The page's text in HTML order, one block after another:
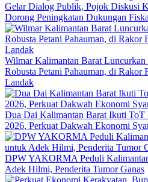
Gelar Dialog Publik, Pojok Diskusi
Dorong Peningkatan Dukungan
Wilmar Kalimantan Barat
Robusta Petani Pahauman, di Rakor
Landak
Dua Dai Kalimantan Barat Ikuti
2026, Perkuat Dakwah Ekonomi
DPW YAKORMA Peduli
Adek Hilmi, Penderita Tumor Ganas